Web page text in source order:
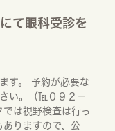
て眼科受診を
す。 予約が必要な
い。（℡０９２－
は視野検査は行っ
りますので、公